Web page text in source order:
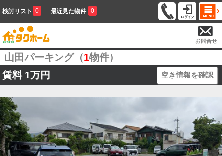
検討リスト 0 最近見た物件 0
お問合せ
山田パーキング（1物件）
賃料 1万円 空き情報を確認